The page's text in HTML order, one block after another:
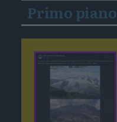
Primo piano